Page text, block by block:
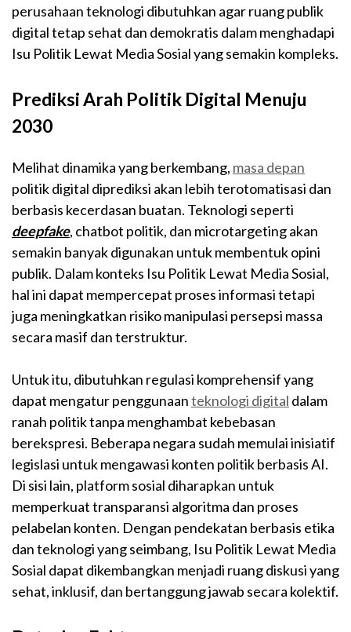
perusahaan teknologi dibutuhkan agar ruang publik
digital tetap sehat dan demokratis dalam menghadapi
Isu Politik Lewat Media Sosial yang semakin kompleks.
Prediksi Arah Politik Digital Menuju
2030
Melihat dinamika yang berkembang, masa depan
politik digital diprediksi akan lebih terotomatisasi dan
berbasis kecerdasan buatan. Teknologi seperti
deepfake, chatbot politik, dan microtargeting akan
semakin banyak digunakan untuk membentuk opini
publik. Dalam konteks Isu Politik Lewat Media Sosial,
hal ini dapat mempercepat proses informasi tetapi
juga meningkatkan risiko manipulasi persepsi massa
secara masif dan terstruktur.
Untuk itu, dibutuhkan regulasi komprehensif yang
dapat mengatur penggunaanteknologi digital dalam
ranah politik tanpa menghambat kebebasan
berekspresi. Beberapa negara sudah memulai inisiatif
legislasi untuk mengawasi konten politik berbasis AI.
Di sisi lain, platform sosial diharapkan untuk
memperkuat transparansi algoritma dan proses
pelabelan konten. Dengan pendekatan berbasis etika
dan teknologi yang seimbang, Isu Politik Lewat Media
Sosial dapat dikembangkan menjadi ruang diskusi yang
sehat, inklusif, dan bertanggung jawab secara kolektif.